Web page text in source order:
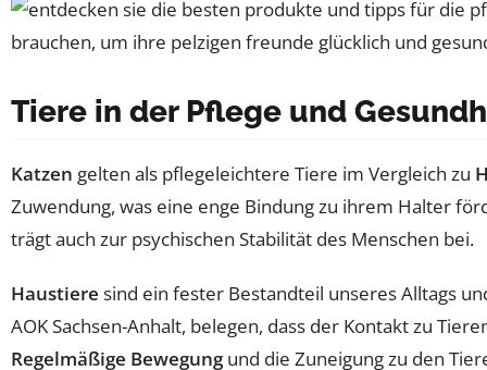
Tiere in der Pflege und
Katzen gelten als pflegeleichtere Tiere im Vergleich zu
Zuwendung, was eine enge Bindung zu ihrem Halter
trägt auch zur psychischen Stabilität des Menschen bei.
Haustiere sind ein fester Bestandteil unseres Alltags
AOK Sachsen-Anhalt, belegen, dass der Kontakt zu
Regelmäßige Bewegungund die Zuneigung zu den